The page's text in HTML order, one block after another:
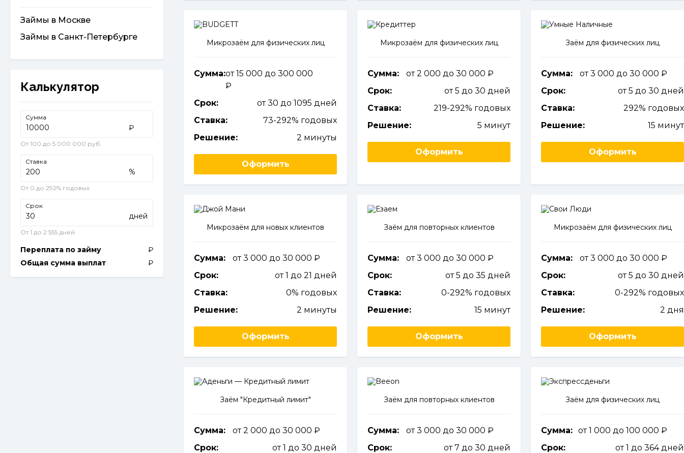
Займы в Москве
Займы в Санкт-Петербурге
Калькулятор
Сумма
₽
От 100 до 5 000 000 руб.
Ставка
%
От 0 до 292% годовых
Срок
дней
От 1 до 2 555 дней
Переплата по займу
Общая сумма выплат
Микрозаём для физических лиц
Сумма:от 15 000 до 300 000
Срок:
от 30 до 1095 дней
Ставка:
73-292% годовых
Решение:
2 минуты
Оформить
Микрозаём для физических лиц
Сумма:
от 2 000 до 30 000
Срок:
от 5 до 30 дней
Ставка:
219-292% годовых
Решение:
5 минут
Оформить
Заём для физических лиц
Сумма:
от 3 000 до 30 000
Срок:
от 5 до 30 дней
Ставка:
292% годовых
Решение:
15 минут
Оформить
Микрозаём для новых клиентов
Сумма:
от 3 000 до 30 000
Срок:
от 1 до 21 дней
Ставка:
0% годовых
Решение:
2 минуты
Оформить
Заём для повторных клиентов
Сумма:
от 3 000 до 30 000
Срок:
от 5 до 35 дней
Ставка:
0-292% годовых
Решение:
15 минут
Оформить
Микрозаём для физических лиц
Сумма:
от 3 000 до 30 000
Срок:
от 5 до 30 дней
Ставка:
0-292% годовых
Решение:
2 дня
Оформить
Заём "Кредитный лимит"
Сумма:
от 2 000 до 30 000
Срок:
от 1 до 30 дней
Заём для повторных клиентов
Сумма:
от 3 000 до 30 000
Срок:
от 7 до 30 дней
Заём для физических лиц
Сумма: от 1 000 до 100 000
Срок:
от 1 до 364 дней